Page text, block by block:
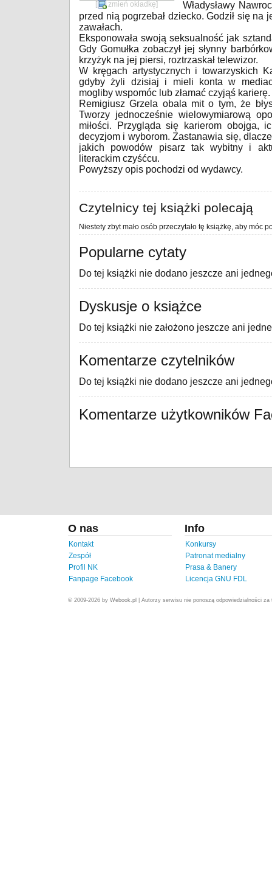
[ zmień okładkę]
Władysławy
przed nią pogrzebał dziecko. Godził się na
zawałach.
Eksponowała swoją seksualność jak
Gdy Gomułka zobaczył jej słynny
krzyżyk na jej piersi, roztrzaskał telewizor.
W kręgach artystycznych i towarzyskich
gdyby żyli dzisiaj i mieli konta w
mogliby wspomóc lub złamać czyjąś karierę.
Remigiusz Grzela obala mit o tym, że
Tworzy jednocześnie wielowymiarową
miłości. Przygląda się karierom obojga,
decyzjom i wyborom. Zastanawia się,
jakich powodów pisarz tak wybitny i
literackim czyśćcu.
Powyższy opis pochodzi od wydawcy.
Czytelnicy tej książki polecają
Niestety zbyt mało osób przeczytało tę książkę, aby móc
Popularne cytaty
Do tej książki nie dodano jeszcze ani
Dyskusje o książce
Do tej książki nie założono jeszcze ani
Komentarze czytelników
Do tej książki nie dodano jeszcze ani
Komentarze użytkowników
O nas
Kontakt
Zespół
Profil NK
Fanpage Facebook
Info
Konkursy
Patronat medialny
Prasa & Banery
Licencja GNU FDL
© 2009-2026 by Webook.pl | Autorzy serwisu nie ponoszą odpowiedzialności